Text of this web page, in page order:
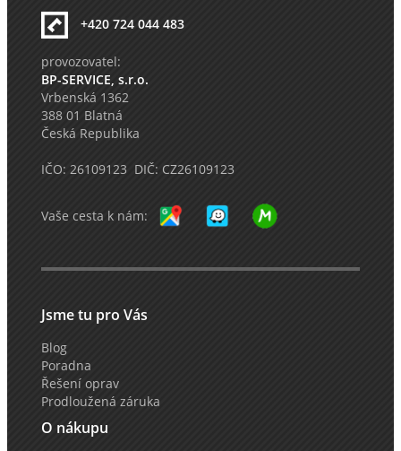
+420 724 044 483
provozovatel:
BP-SERVICE, s.r.o.
Vrbenská 1362
388 01 Blatná
Česká Republika
IČO: 26109123 DIČ: CZ26109123
Vaše cesta k nám:
Jsme tu pro Vás
Blog
Poradna
Řešení oprav
Prodloužená záruka
O nákupu